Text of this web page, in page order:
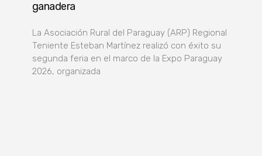
ganadera
La Asociación Rural del Paraguay (ARP) Regional
Teniente Esteban Martínez realizó con éxito su
segunda feria en el marco de la Expo Paraguay
2026, organizada